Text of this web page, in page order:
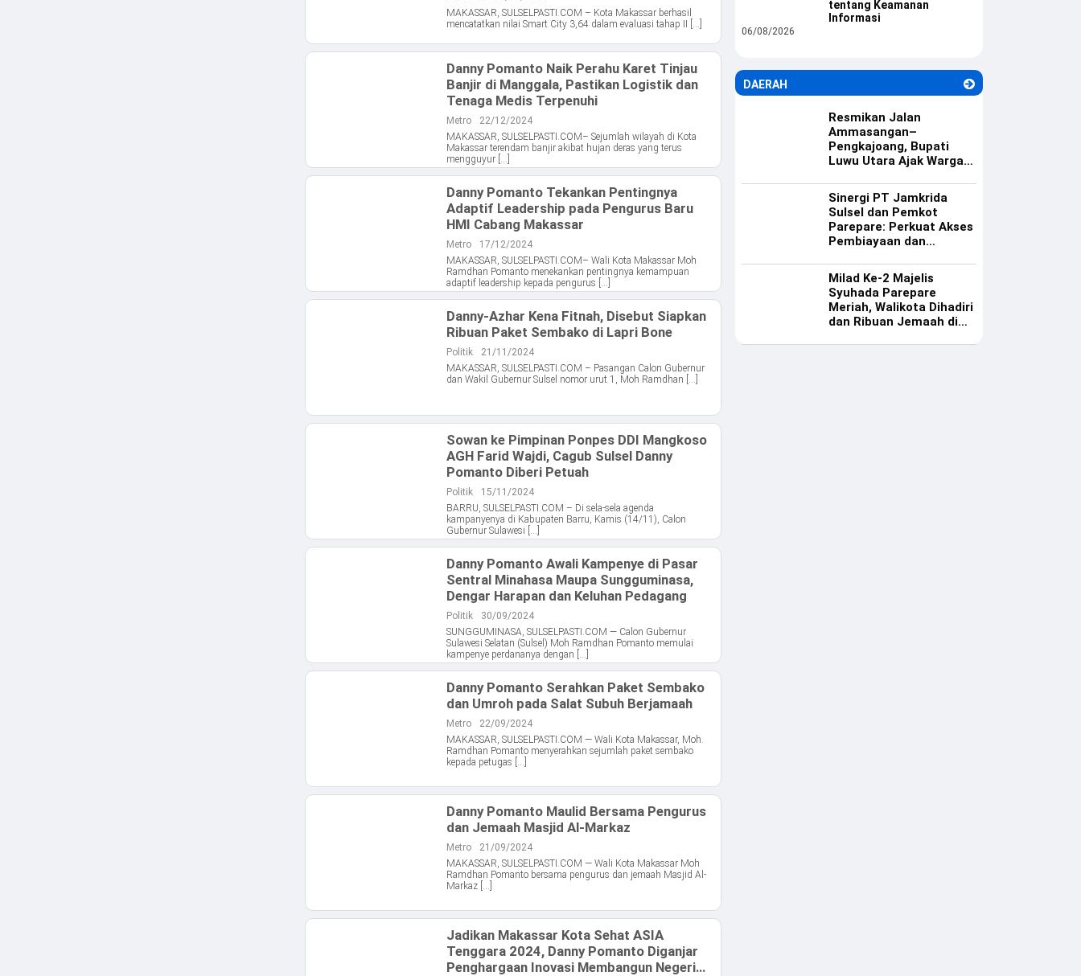
MAKASSAR, SULSELPASTI.COM – Kota Makassar berhasil
mencatatkan nilai Smart City 3,64 dalam evaluasi tahap II […]
Danny Pomanto Naik Perahu Karet Tinjau
Banjir di Manggala, Pastikan Logistik dan
Tenaga Medis Terpenuhi
Metro
22/12/2024
MAKASSAR, SULSELPASTI.COM– Sejumlah wilayah di Kota
Makassar terendam banjir akibat hujan deras yang terus
mengguyur […]
Danny Pomanto Tekankan Pentingnya
Adaptif Leadership pada Pengurus Baru
HMI Cabang Makassar
Metro
17/12/2024
MAKASSAR, SULSELPASTI.COM– Wali Kota Makassar Moh
Ramdhan Pomanto menekankan pentingnya kemampuan
adaptif leadership kepada pengurus […]
Danny-Azhar Kena Fitnah, Disebut Siapkan
Ribuan Paket Sembako di Lapri Bone
Politik
21/11/2024
MAKASSAR, SULSELPASTI.COM – Pasangan Calon Gubernur
dan Wakil Gubernur Sulsel nomor urut 1, Moh Ramdhan […]
Sowan ke Pimpinan Ponpes DDI Mangkoso
AGH Farid Wajdi, Cagub Sulsel Danny
Pomanto Diberi Petuah
Politik
15/11/2024
BARRU, SULSELPASTI.COM – Di sela-sela agenda
kampanyenya di Kabupaten Barru, Kamis (14/11), Calon
Gubernur Sulawesi […]
Danny Pomanto Awali Kampenye di Pasar
Sentral Minahasa Maupa Sungguminasa,
Dengar Harapan dan Keluhan Pedagang
Politik
30/09/2024
SUNGGUMINASA, SULSELPASTI.COM — Calon Gubernur
Sulawesi Selatan (Sulsel) Moh Ramdhan Pomanto memulai
kampenye perdananya dengan […]
Danny Pomanto Serahkan Paket Sembako
dan Umroh pada Salat Subuh Berjamaah
Metro
22/09/2024
MAKASSAR, SULSELPASTI.COM — Wali Kota Makassar, Moh.
Ramdhan Pomanto menyerahkan sejumlah paket sembako
kepada petugas […]
Danny Pomanto Maulid Bersama Pengurus
dan Jemaah Masjid Al-Markaz
Metro
21/09/2024
MAKASSAR, SULSELPASTI.COM — Wali Kota Makassar Moh
Ramdhan Pomanto bersama pengurus dan jemaah Masjid Al-
Markaz […]
Jadikan Makassar Kota Sehat ASIA
Tenggara 2024, Danny Pomanto Diganjar
Penghargaan Inovasi Membangun Negeri
tentang Keamanan
Informasi
06/08/2026
DAERAH
Resmikan Jalan
Ammasangan–
Pengkajoang, Bupati
Luwu Utara Ajak Warga
Sinergi PT Jamkrida
Sulsel dan Pemkot
Parepare: Perkuat Akses
Pembiayaan dan
Milad Ke-2 Majelis
Syuhada Parepare
Meriah, Walikota Dihadiri
dan Ribuan Jemaah di